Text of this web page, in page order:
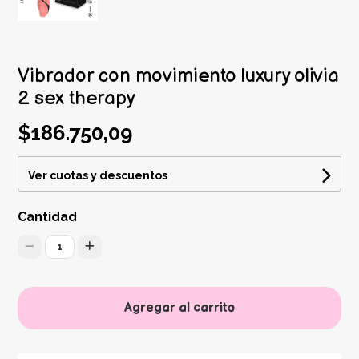
Vibrador con movimiento luxury olivia
2 sex therapy
$186.750,09
Ver cuotas y descuentos
Cantidad
1
Agregar al carrito